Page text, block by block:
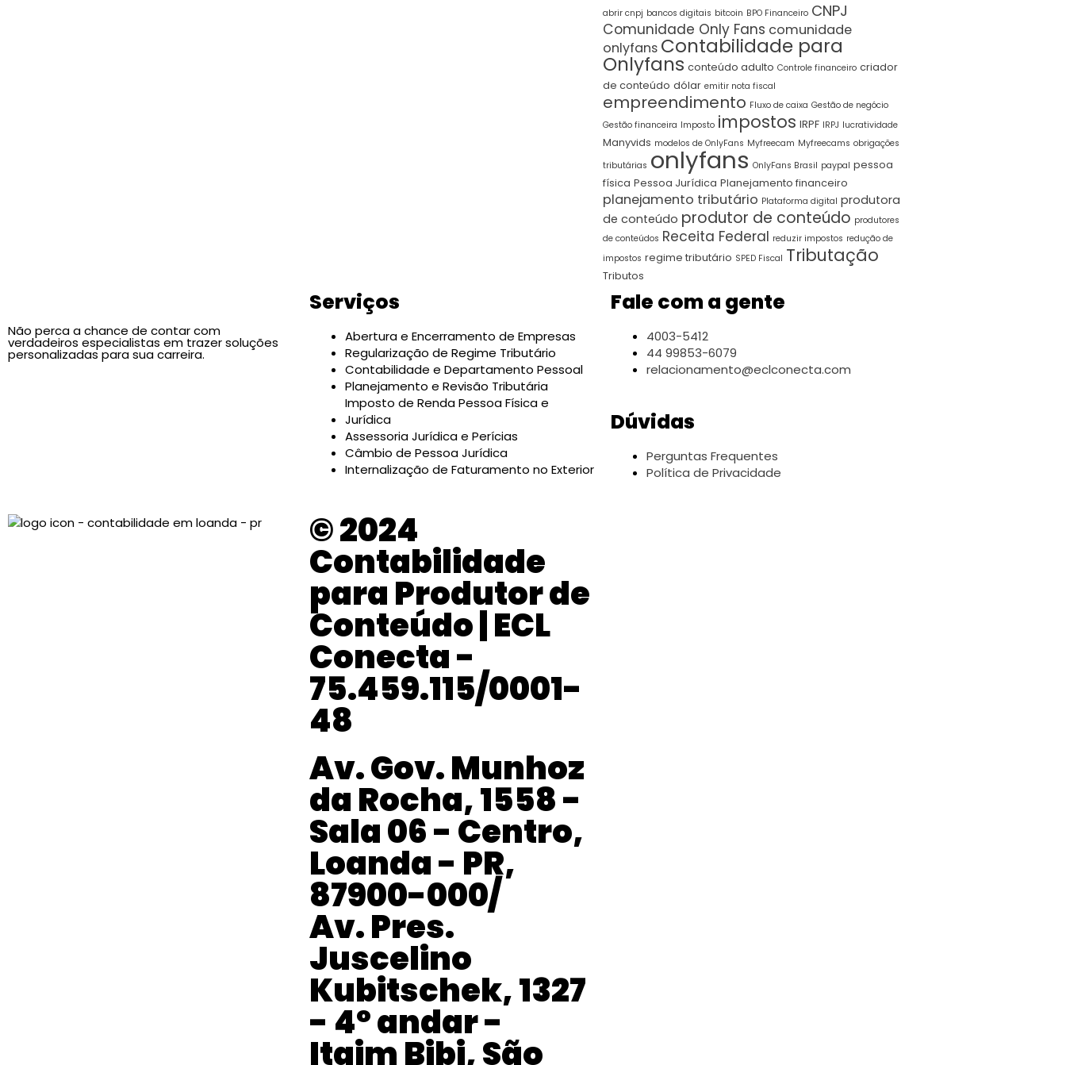
abrir cnpj bancos digitais bitcoin BPO Financeiro CNPJ
Comunidade Only Fans comunidade
onlyfans Contabilidade para
Onlyfans conteúdo adulto Controle financeiro criador
de conteúdo dólar emitir nota fiscal
empreendimento Fluxo de caixa Gestão de negócio
Gestão financeira Imposto impostos IRPF IRPJ lucratividade
Manyvids modelos de OnlyFans Myfreecam Myfreecams obrigações
tributárias onlyfans OnlyFans Brasil paypal pessoa
física Pessoa Jurídica Planejamento financeiro
planejamento tributário Plataforma digital produtora
de conteúdo produtor de conteúdo produtores
de conteúdos Receita Federal reduzir impostos redução de
impostos regime tributário SPED Fiscal Tributação
Tributos
Não perca a chance de contar com
verdadeiros especialistas em trazer soluções
personalizadas para sua carreira.
Serviços
Abertura e Encerramento de Empresas
Regularização de Regime Tributário
Contabilidade e Departamento Pessoal
Planejamento e Revisão Tributária
Imposto de Renda Pessoa Física e
Jurídica
Assessoria Jurídica e Perícias
Câmbio de Pessoa Jurídica
Internalização de Faturamento no Exterior
Fale com a gente
4003-5412
44 99853-6079
relacionamento@eclconecta.com
Dúvidas
Perguntas Frequentes
Política de Privacidade
© 2024
Contabilidade
para Produtor de
Conteúdo | ECL
Conecta -
75.459.115/0001-
48
Av. Gov. Munhoz
da Rocha, 1558 -
Sala 06 - Centro,
Loanda - PR,
87900-000/
Av. Pres.
Juscelino
Kubitschek, 1327
- 4º andar -
Itaim Bibi, São